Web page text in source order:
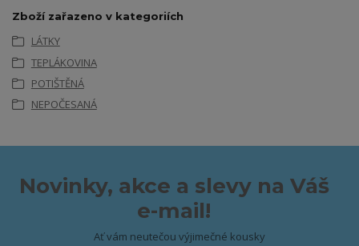
Zboží zařazeno v kategoriích
LÁTKY
TEPLÁKOVINA
POTIŠTĚNÁ
NEPOČESANÁ
Novinky, akce a slevy na Váš
e-mail!
Ať vám neutečou výjimečné kousky